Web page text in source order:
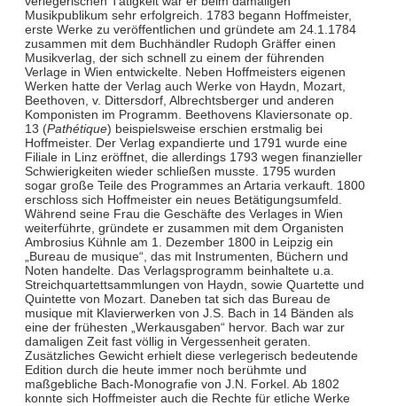
Musikpublikum sehr erfolgreich. 1783 begann Hoffmeister,
erste Werke zu veröffentlichen und gründete am 24.1.1784
zusammen mit dem Buchhändler Rudoph Gräffer einen
Musikverlag, der sich schnell zu einem der führenden
Verlage in Wien entwickelte. Neben Hoffmeisters eigenen
Werken hatte der Verlag auch Werke von Haydn, Mozart,
Beethoven, v. Dittersdorf, Albrechtsberger und anderen
Komponisten im Programm. Beethovens Klaviersonate op.
13 (Pathétique) beispielsweise erschien erstmalig bei
Hoffmeister. Der Verlag expandierte und 1791 wurde eine
Filiale in Linz eröffnet, die allerdings 1793 wegen finanzieller
Schwierigkeiten wieder schließen musste. 1795 wurden
sogar große Teile des Programmes an Artaria verkauft. 1800
erschloss sich Hoffmeister ein neues Betätigungsumfeld.
Während seine Frau die Geschäfte des Verlages in Wien
weiterführte, gründete er zusammen mit dem Organisten
Ambrosius Kühnle am 1. Dezember 1800 in Leipzig ein
„Bureau de musique“, das mit Instrumenten, Büchern und
Noten handelte. Das Verlagsprogramm beinhaltete u.a.
Streichquartettsammlungen von Haydn, sowie Quartette und
Quintette von Mozart. Daneben tat sich das Bureau de
musique mit Klavierwerken von J.S. Bach in 14 Bänden als
eine der frühesten „Werkausgaben“ hervor. Bach war zur
damaligen Zeit fast völlig in Vergessenheit geraten.
Zusätzliches Gewicht erhielt diese verlegerisch bedeutende
Edition durch die heute immer noch berühmte und
maßgebliche Bach-Monografie von J.N. Forkel. Ab 1802
konnte sich Hoffmeister auch die Rechte für etliche Werke